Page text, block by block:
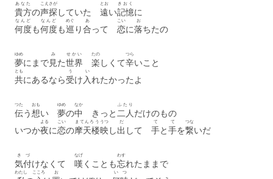
貴方
あなた
の声
こえ
探
さが
していた 遠
とお
い記憶
きおく
に
何度
なんど
も何度
なんど
も巡
めぐ
り合
あ
って 恋
こい
に落
お
ちたの
夢
ゆめ
にまで見
み
た世界
せかい
楽
たの
しくて辛
つら
いこと
共
とも
にあるなら受
う
け入
い
れたかったよ
伝
つた
う想
おも
い 夢
ゆめ
の中
なか
きっと二人
ふたり
だけのもの
いつか夜
よる
に恋
こい
の摩天楼
まてんろう
映
うつ
し出
だ
して 手
て
と手
て
を繋
つな
いだ
気
き
付
づ
けなくて 嘆
なげ
くことも忘
わす
れたままで
わたし こころ お いつ